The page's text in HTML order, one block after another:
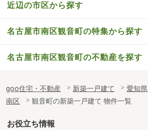
近辺の市区から探す
名古屋市南区観音町の特集から探す
名古屋市南区観音町の不動産を探す
goo住宅・不動産 新築一戸建て 愛知県
南区
観音町の新築一戸建て 物件一覧
お役立ち情報